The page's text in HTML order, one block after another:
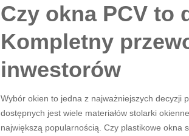
Czy okna PCV to
Kompletny
inwestorów
Wybór okien to jedna z najważniejszych decyzji
dostępnych jest wiele materiałów stolarki
największą popularnością. Czy plastikowe okna